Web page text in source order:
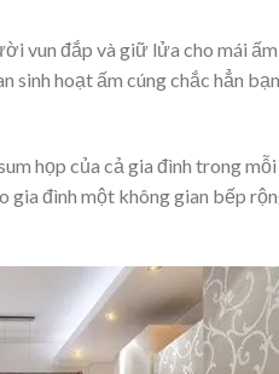
vun đắp và giữ lửa cho mái
hoạt ấm cúng chắc hẳn
họp của cả gia đình trong
gia đình một không gian bếp